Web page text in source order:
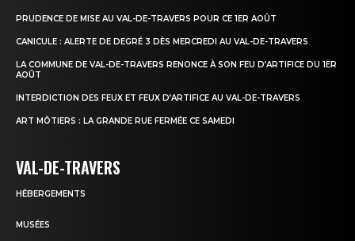
PRUDENCE DE MISE AU VAL-DE-TRAVERS POUR CE 1ER AOÛT
CANICULE : ALERTE DE DEGRÉ 3 DÈS MERCREDI AU VAL-DE-TRAVERS
LA COMMUNE DE VAL-DE-TRAVERS RENONCE À SON FEU D’ARTIFICE DU 1ER
AOÛT
INTERDICTION DES FEUX ET FEUX D’ARTIFICE AU VAL-DE-TRAVERS
ART MÔTIERS : LA GRANDE RUE FERMÉE CE SAMEDI
VAL-DE-TRAVERS
HÉBERGEMENTS
MUSÉES